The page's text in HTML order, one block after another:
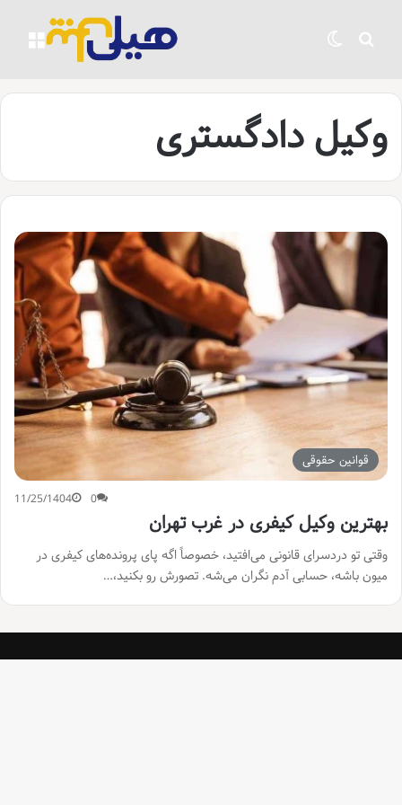
جستجو برای
وکیل دادگستری
قوانین حقوقی
11/25/1404 0
بهترین وکیل کیفری در غرب تهران
وقتی تو دردسرای قانونی می‌افتید، خصوصاً اگه پای پرونده‌های کیفری در
میون باشه، حسابی آدم نگران می‌شه. تصورش رو بکنید،…